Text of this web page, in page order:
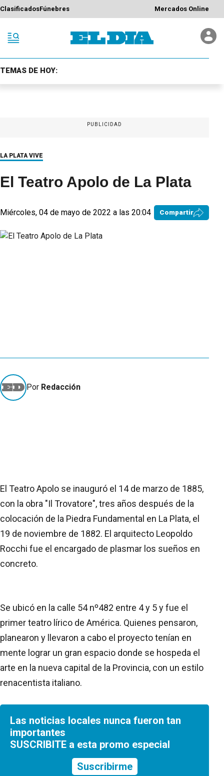
ClasificadosFúnebres Mercados Online
TEMAS DE HOY:
PUBLICIDAD
LA PLATA VIVE
El Teatro Apolo de La Plata
Miércoles, 04 de mayo de 2022 a las 20:04 Compartir
Por Redacción
El Teatro Apolo se inauguró el 14 de marzo de 1885,
con la obra "Il Trovatore", tres años después de la
colocación de la Piedra Fundamental en La Plata, el
19 de noviembre de 1882. El arquitecto Leopoldo
Rocchi fue el encargado de plasmar los sueños en
concreto.
Se ubicó en la calle 54 nº482 entre 4 y 5 y fue el
primer teatro lírico de América. Quienes pensaron,
planearon y llevaron a cabo el proyecto tenían en
mente lograr un gran espacio donde se hospeda el
arte en la nueva capital de la Provincia, con un estilo
renacentista italiano.
Las noticias locales nunca fueron tan
importantes
SUSCRIBITE a esta promo especial
Suscribirme